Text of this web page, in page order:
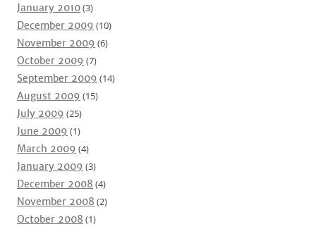
January 2010(3)
December 2009 (10)
November 2009 (6)
October 2009 (7)
September 2009 (14)
August 2009 (15)
July 2009 (25)
June 2009 (1)
March 2009 (4)
January 2009 (3)
December 2008 (4)
November 2008 (2)
October 2008 (1)